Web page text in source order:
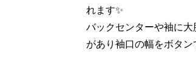
れます✨
バックセンターや袖に
があり袖口の幅をボタ